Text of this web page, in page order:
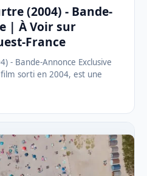
(2004) - Bande-
| À Voir sur
France
- Bande-Annonce Exclusive
sorti en 2004, est une